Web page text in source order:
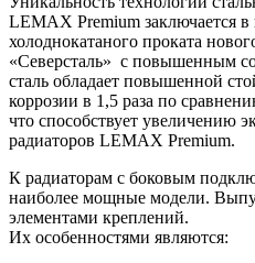
LEMAX Premium заключается в
холоднокатаного проката
«Северсталь» с повышенным
сталь обладает повышенной
коррозии в 1,5 раза по
что способствует увеличению
радиаторов LEMAX Premium.
К радиаторам с боковым
наиболее мощные модели.
элементами креплений.
Их особенностями являются: